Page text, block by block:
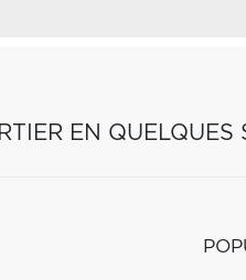
EN QUELQUES